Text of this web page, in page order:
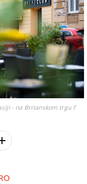
- na Britanskom trgu f